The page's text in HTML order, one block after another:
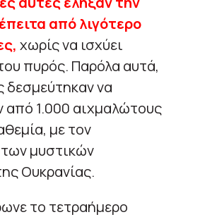
από λιγότερο
χωρίς να ισχύει
πυρός. Παρόλα αυτά,
δεσμεύτηκαν να
από 1.000 αιχμαλώτους
με τον
μυστικών
Ουκρανίας.
το τετραήμερο